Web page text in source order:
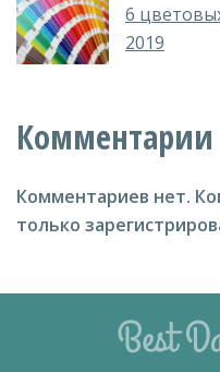
6
2019
Комментарии
Комментариев нет.
только